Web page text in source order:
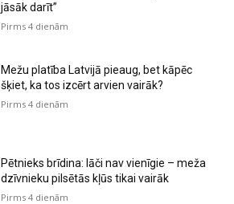
jāsāk darīt”
Pirms 4 dienām
Mežu platība Latvijā pieaug, bet kāpēc
šķiet, ka tos izcērt arvien vairāk?
Pirms 4 dienām
Pētnieks brīdina: lāči nav vienīgie – meža
dzīvnieku pilsētās kļūs tikai vairāk
Pirms 4 dienām